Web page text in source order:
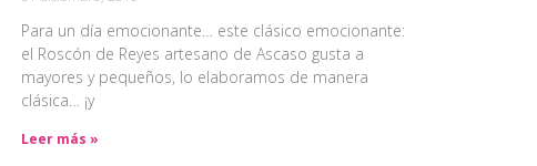
Para un día emocionante… este clásico emocionante:
el Roscón de Reyes artesano de Ascaso gusta a
mayores y pequeños, lo elaboramos de manera
clásica… ¡y
Leer más »